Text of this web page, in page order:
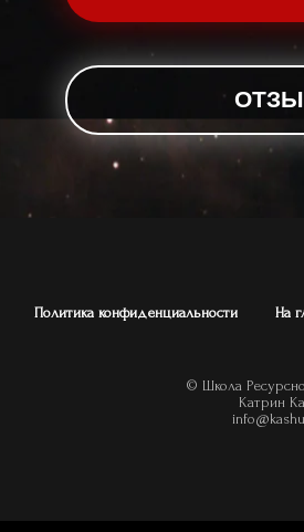
Политика конфиденциальности На
© Школа
Катрин